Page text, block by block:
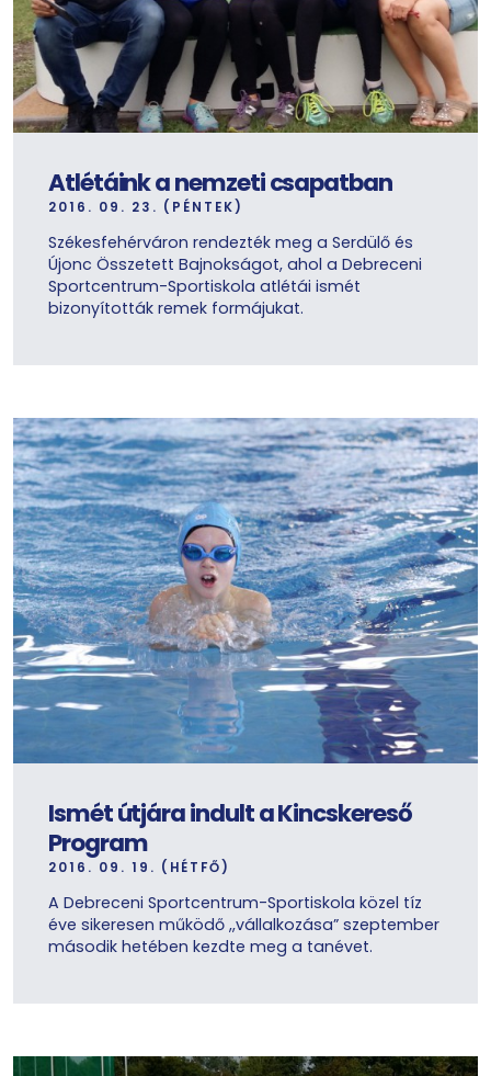
Atlétáink a nemzeti csapatban
2016. 09. 23. (PÉNTEK)
Székesfehérváron rendezték meg a Serdülő és
Újonc Összetett Bajnokságot, ahol a Debreceni
Sportcentrum-Sportiskola atlétái ismét
bizonyították remek formájukat.
Ismét útjára indult a Kincskereső
Program
2016. 09. 19. (HÉTFŐ)
A Debreceni Sportcentrum-Sportiskola közel tíz
éve sikeresen működő ,,vállalkozása” szeptember
második hetében kezdte meg a tanévet.